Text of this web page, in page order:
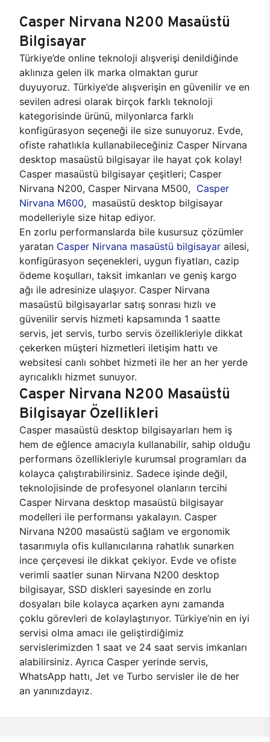
Casper Nirvana N200 Masaüstü
Bilgisayar
Türkiye’de online teknoloji alışverişi denildiğinde
aklınıza gelen ilk marka olmaktan gurur
duyuyoruz. Türkiye’de alışverişin en güvenilir ve en
sevilen adresi olarak birçok farklı teknoloji
kategorisinde ürünü, milyonlarca farklı
konfigürasyon seçeneği ile size sunuyoruz. Evde,
ofiste rahatlıkla kullanabileceğiniz Casper Nirvana
desktop masaüstü bilgisayar ile hayat çok kolay!
Casper masaüstü bilgisayar çeşitleri; Casper
Nirvana N200, Casper Nirvana M500, Casper
Nirvana M600, masaüstü desktop bilgisayar
modelleriyle size hitap ediyor.
En zorlu performanslarda bile kusursuz çözümler
yaratan Casper Nirvana masaüstü bilgisayar ailesi,
konfigürasyon seçenekleri, uygun fiyatları, cazip
ödeme koşulları, taksit imkanları ve geniş kargo
ağı ile adresinize ulaşıyor. Casper Nirvana
masaüstü bilgisayarlar satış sonrası hızlı ve
güvenilir servis hizmeti kapsamında 1 saatte
servis, jet servis, turbo servis özellikleriyle dikkat
çekerken müşteri hizmetleri iletişim hattı ve
websitesi canlı sohbet hizmeti ile her an her yerde
ayrıcalıklı hizmet sunuyor.
Casper Nirvana N200 Masaüstü
Bilgisayar Özellikleri
Casper masaüstü desktop bilgisayarları hem iş
hem de eğlence amacıyla kullanabilir, sahip olduğu
performans özellikleriyle kurumsal programları da
kolayca çalıştırabilirsiniz. Sadece işinde değil,
teknolojisinde de profesyonel olanların tercihi
Casper Nirvana desktop masaüstü bilgisayar
modelleri ile performansı yakalayın. Casper
Nirvana N200 masaüstü sağlam ve ergonomik
tasarımıyla ofis kullanıcılarına rahatlık sunarken
ince çerçevesi ile dikkat çekiyor. Evde ve ofiste
verimli saatler sunan Nirvana N200 desktop
bilgisayar, SSD diskleri sayesinde en zorlu
dosyaları bile kolayca açarken aynı zamanda
çoklu görevleri de kolaylaştırıyor. Türkiye’nin en iyi
servisi olma amacı ile geliştirdiğimiz
servislerimizden 1 saat ve 24 saat servis imkanları
alabilirsiniz. Ayrıca Casper yerinde servis,
WhatsApp hattı, Jet ve Turbo servisler ile de her
an yanınızdayız.